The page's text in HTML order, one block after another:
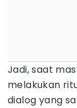
Jadi, saat
melakukan
dialog yang